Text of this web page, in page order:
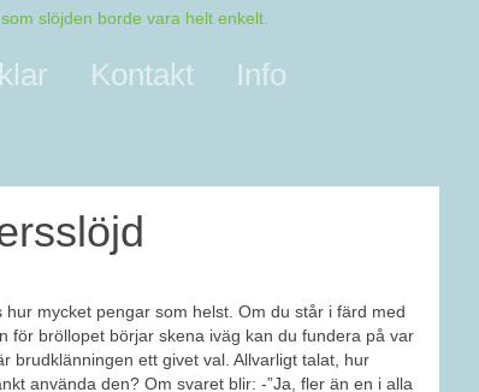
Kontakt Info
mycket pengar som helst. Om du står i färd med
för bröllopet börjar skena iväg kan du fundera på var
brudklänningen ett givet val. Allvarligt talat, hur
använda den? Om svaret blir: -”Ja, fler än en i alla